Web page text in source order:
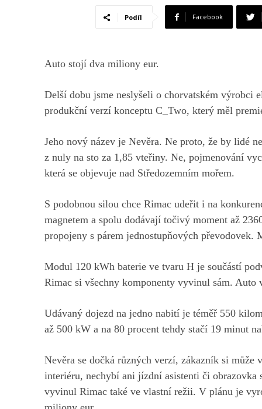
Podíl Facebook
Auto stojí dva miliony eur.
Delší dobu jsme neslyšeli o chorvatském výrobci
produkční verzí konceptu C_Two, který měl
Jeho nový název je Nevěra. Ne proto, že by lidé
z nuly na sto za 1,85 vteřiny. Ne, pojmenování
která se objevuje nad Středozemním mořem.
S podobnou silou chce Rimac udeřit i na
magnetem a spolu dodávají točivý moment až
propojeny s párem jednostupňových
Modul 120 kWh baterie ve tvaru H je součástí
Rimac si všechny komponenty vyvinul sám. Auto
Udávaný dojezd na jedno nabití je téměř 550
až 500 kW a na 80 procent tehdy stačí 19 minut
Nevěra se dočká různých verzí, zákazník si
interiéru, nechybí ani jízdní asistenti či
vyvinul Rimac také ve vlastní režii. V plánu je